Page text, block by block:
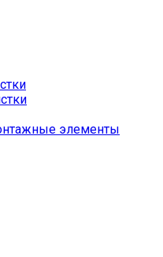
элементы